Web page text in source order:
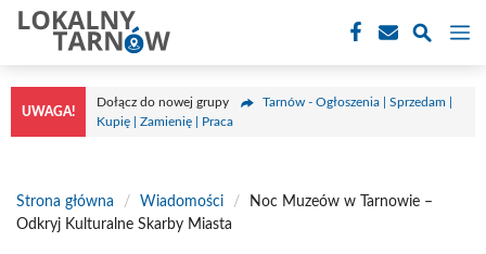
Przejdź
treści
UWAGA!
Dołącz do nowej grupy
Tarnów - Ogłoszenia | Sprzedam |
Kupię | Zamienię | Praca
Strona główna / Wiadomości /
Noc Muzeów w Tarnowie –
Odkryj Kulturalne Skarby Miasta